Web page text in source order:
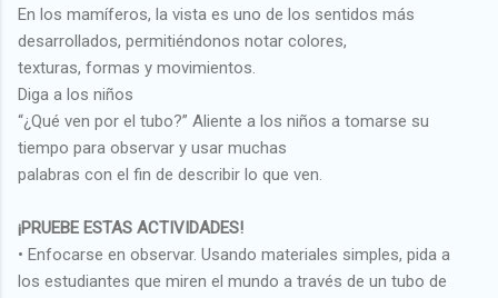
En los mamíferos, la vista es uno de los sentidos más
desarrollados, permitiéndonos notar colores,
texturas, formas y movimientos.
Diga a los niños
“¿Qué ven por el tubo?” Aliente a los niños a tomarse su
tiempo para observar y usar muchas
palabras con el fin de describir lo que ven.
¡PRUEBE ESTAS ACTIVIDADES!
• Enfocarse en observar. Usando materiales simples, pida a
los estudiantes que miren el mundo a través de un tubo de